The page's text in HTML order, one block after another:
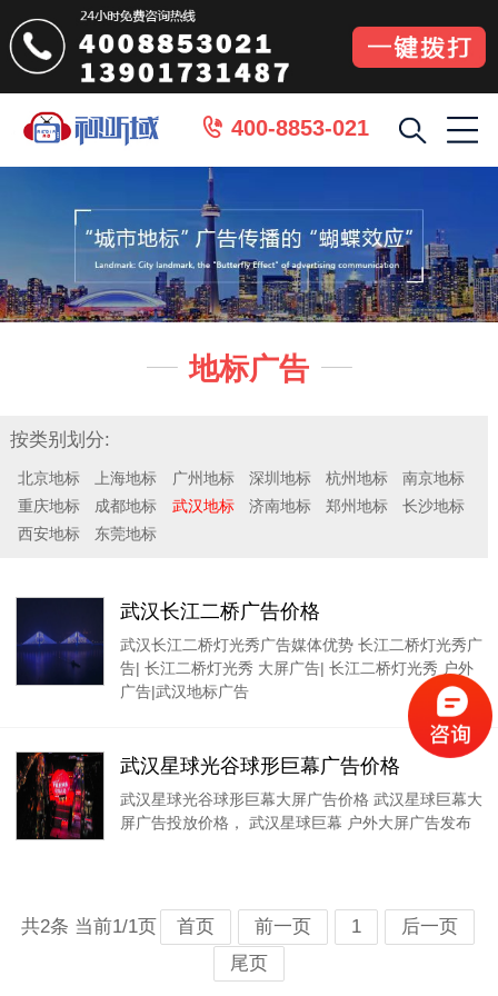
 400-8853-021
 地标广告 
按类别划分:
北京地标 上海地标 广州地标 深圳地标 杭州地标
南京地标
重庆地标
成都地标 武汉地标 济南地标 郑州地标
长沙地标
西安地标
东莞地标
武汉长江二桥广告价格
武汉长江二桥灯光秀广告媒体优势 长江二桥灯光秀广
告| 长江二桥灯光秀 大屏广告| 长江二桥灯光秀 户外
广告|武汉地标广告
武汉星球光谷球形巨幕广告价格
武汉星球光谷球形巨幕大屏广告价格 武汉星球巨幕大
屏广告投放价格， 武汉星球巨幕 户外大屏广告发布
共2条 当前1/1页 首页 前一页 1
后一页
尾页